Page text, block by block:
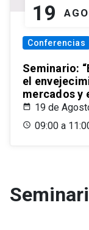
19 AGO
Conferencias
Seminario:
el
mercados y
19 de
09:00 a